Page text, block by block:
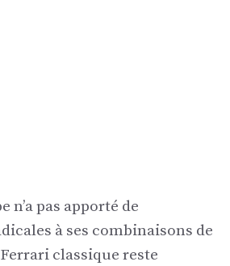
n’a pas apporté de
à ses combinaisons de
classique reste